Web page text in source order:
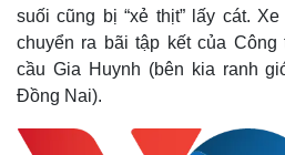
suối cũng bị “xẻ thịt” lấy cát.
chuyển ra bãi tập kết của Công
cầu Gia Huynh (bên kia ranh
Đồng Nai).